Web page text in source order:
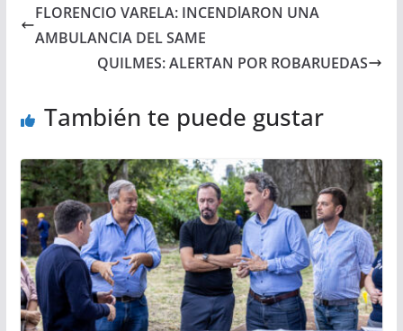
FLORENCIO VARELA: INCENDlARON UNA
AMBULANCIA DEL SAME
QUILMES: ALERTAN POR ROBARUEDAS
También te puede gustar